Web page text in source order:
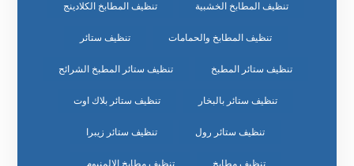
تنظيف المطابخ الخشبية تنظيف المطابخ الكلادينج
تنظيف المطابخ والحمامات تنظيف ستائر
تنظيف ستائر المطبخ تنظيف ستائر المطبخ الشرائح
تنظيف ستائر بالبخار تنظيف ستائر بلاك اوت
تنظيف ستائر رول تنظيف ستائر زيبرا
تنظيف مطابخ تنظيف مطابخ الالمنيوم